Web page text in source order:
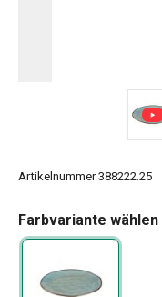
Artikelnummer 388222.25
Farbvariante wählen